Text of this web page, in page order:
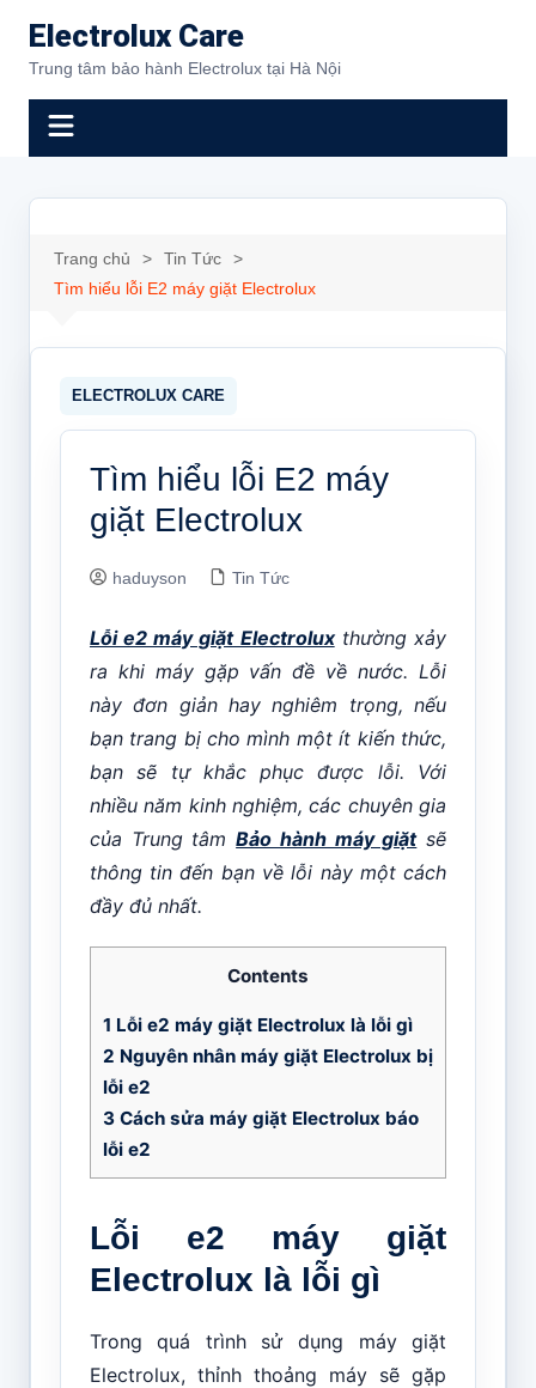
đến
phần
Electrolux Care
Trung tâm bảo hành Electrolux tại Hà Nội
Trang chủ
Tin Tức
Tìm hiểu lỗi E2 máy giặt Electrolux
Tìm hiểu lỗi E2 máy
giặt Electrolux
haduyson Tin Tức
Lỗi e2 máy giặt Electroluxthường xảy
ra khi máy gặp vấn đề về nước. Lỗi
này đơn giản hay nghiêm trọng, nếu
bạn trang bị cho mình một ít kiến thức,
bạn sẽ tự khắc phục được lỗi. Với
nhiều năm kinh nghiệm, các chuyên gia
của Trung tâmBảo hành máy giặtsẽ
thông tin đến bạn về lỗi này một cách
đầy đủ nhất.
Contents
1 Lỗi e2 máy giặt Electrolux là lỗi gì
2 Nguyên nhân máy giặt Electrolux bị
lỗi e2
3Cách sửa máy giặt Electrolux báo
lỗi e2
Lỗi e2 máy giặt
Electrolux là lỗi gì
Trong quá trình sử dụng máy giặt
Electrolux, thỉnh thoảng máy sẽ gặp